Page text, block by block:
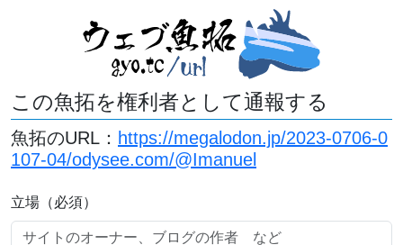
この魚拓を権利者として通報する
魚拓のURL： https://megalodon.jp/2023-0706-0
107-04/odysee.com/@Imanuel
立場（必須）